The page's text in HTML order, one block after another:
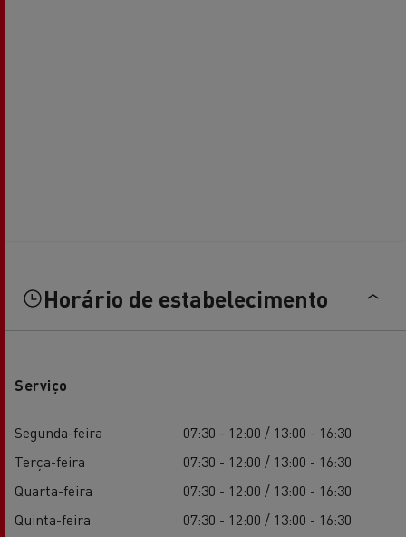
Horário de estabelecimento
Serviço
Segunda-feira
07:30 - 12:00 / 13:00 - 16:30
Terça-feira
07:30 - 12:00 / 13:00 - 16:30
Quarta-feira
07:30 - 12:00 / 13:00 - 16:30
Quinta-feira
07:30 - 12:00 / 13:00 - 16:30